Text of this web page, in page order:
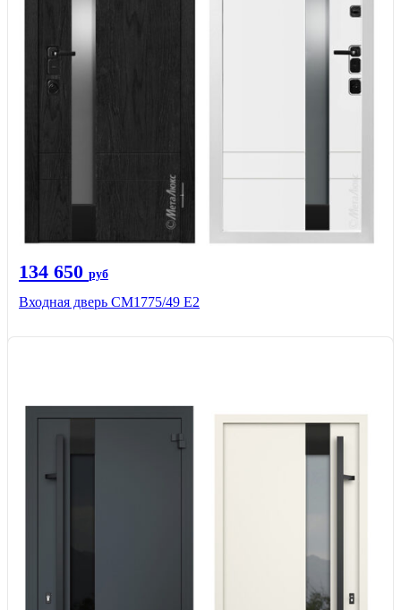
134 650 руб
Входная дверь СМ1775/49 Е2